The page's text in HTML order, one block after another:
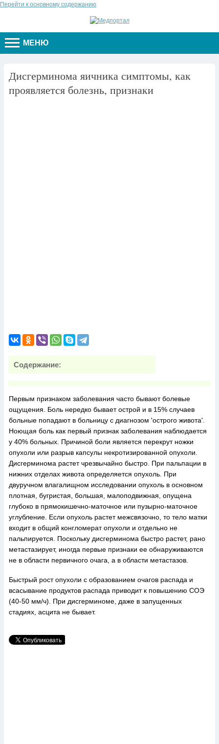
Перейти к основному содержанию
МЕНЮ
Дисгерминома яичника симптомы, как
проявляется болезнь, признаки
Содержание:
Первым признаком заболевания часто бывают болевые
ощущения. Боль нередко бывает острой и в 15% случаев
больные попадают в больницу с диагнозом 'острого живота'.
Ноющая боль как первый признак заболевания наблюдается
у 40% больных. Причиной боли является перекрут ножки
опухоли или разрыв капсулы некротизированной опухоли.
Дисгерминома растет чрезвычайно быстро. При пальпации в
нижних отделах живота определяется опухоль. При
двуручном влагалищном исследовании опухоль в основном
плотная, бугристая, большая, малоподвижная, опущена
глубоко в прямокишечно-маточное или пузырно-маточное
углубление. Если опухоль растет межсвязочно, то тело матки
входит в общий конгломерат опухоли и отдельно не
пальпируется. Поскольку дисгерминома быстро растет, рано
метастазирует, иногда первые признаки ее обнаруживаются
не в области первичного очага, а в области метастазов.
Быстрый рост опухоли с образованием очагов распада и
всасывание продуктов распада приводит к повышению СОЭ
(40-50 мм/ч). При дисгерминоме, даже в запущенных
стадиях, асцита не бывает.